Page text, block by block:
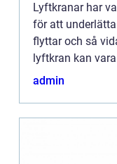
Lyftkranar har
för att
flyttar och så
lyftkran kan
admin